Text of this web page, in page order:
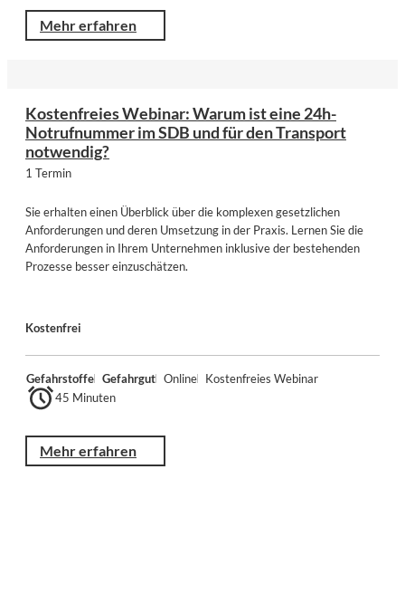
Mehr erfahren
Kostenfreies Webinar: Warum ist eine 24h-
Notrufnummer im SDB und für den Transport
notwendig?
1 Termin
Sie erhalten einen Überblick über die komplexen gesetzlichen
Anforderungen und deren Umsetzung in der Praxis. Lernen Sie die
Anforderungen in Ihrem Unternehmen inklusive der bestehenden
Prozesse besser einzuschätzen.
Kostenfrei
Gefahrstoffe Gefahrgut Online
Kostenfreies Webinar
45 Minuten
Mehr erfahren